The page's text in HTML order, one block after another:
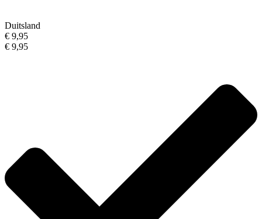
Duitsland
€ 9,95
€ 9,95